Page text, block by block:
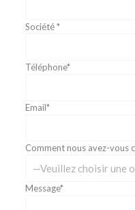
Société *
Téléphone*
Email*
Comment nous avez-vous
Message*